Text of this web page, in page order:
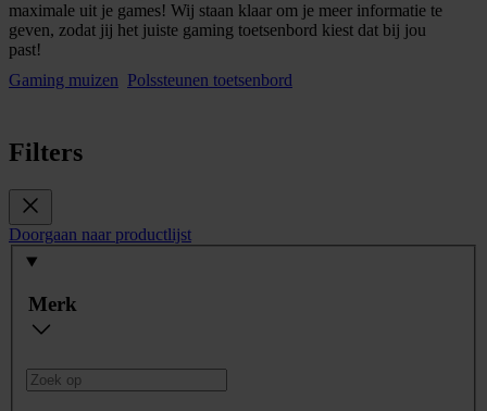
maximale uit je games! Wij staan klaar om je meer informatie te
geven, zodat jij het juiste gaming toetsenbord kiest dat bij jou
past!
Gaming muizen Polssteunen toetsenbord
Filters
Doorgaan naar productlijst
Merk